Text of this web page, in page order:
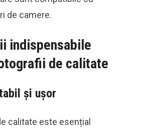
de camere.
indispensabile
de calitate
și ușor
calitate este esențial